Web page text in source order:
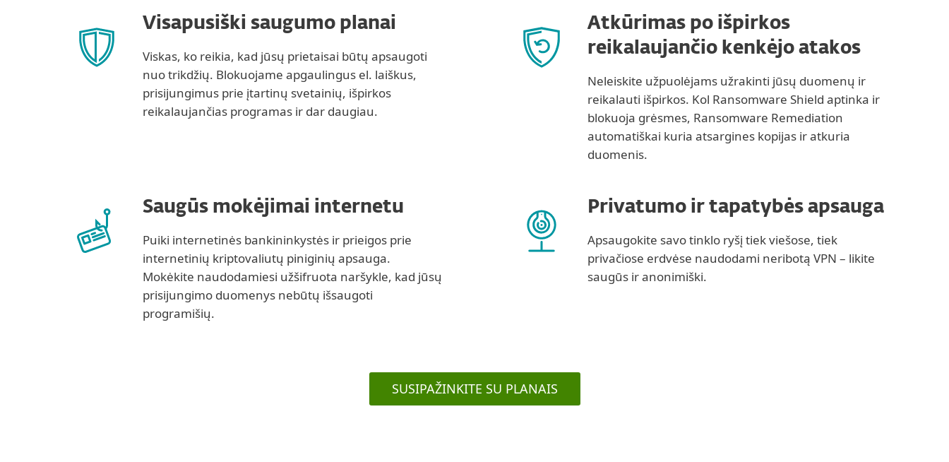
Visapusiški saugumo planai
Viskas, ko reikia, kad jūsų prietaisai būtų apsaugoti
nuo trikdžių. Blokuojame apgaulingus el. laiškus,
prisijungimus prie įtartinų svetainių, išpirkos
reikalaujančias programas ir dar daugiau.
Atkūrimas po išpirkos
reikalaujančio kenkėjo atakos
Neleiskite užpuolėjams užrakinti jūsų duomenų ir
reikalauti išpirkos. Kol Ransomware Shield aptinka ir
blokuoja grėsmes, Ransomware Remediation
automatiškai kuria atsargines kopijas ir atkuria
duomenis.
Saugūs mokėjimai internetu
Puiki internetinės bankininkystės ir prieigos prie
internetinių kriptovaliutų piniginių apsauga.
Mokėkite naudodamiesi užšifruota naršykle, kad jūsų
prisijungimo duomenys nebūtų išsaugoti
programišių.
Privatumo ir tapatybės apsauga
Apsaugokite savo tinklo ryšį tiek viešose, tiek
privačiose erdvėse naudodami neribotą VPN – likite
saugūs ir anonimiški.
SUSIPAŽINKITE SU PLANAIS